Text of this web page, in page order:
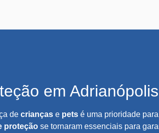
em Adrianópolis
de crianças e pets é uma prioridade para
proteção se tornaram essenciais para